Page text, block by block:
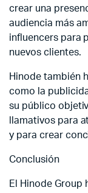
crear una
audiencia más
influencers para
nuevos clientes.
Hinode también
como la
su público
llamativos para
y para crear
Conclusión
El Hinode Group